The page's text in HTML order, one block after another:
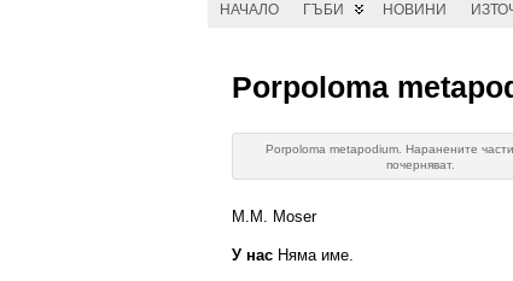
НАЧАЛО ГЪБИ НОВИНИ
Porpoloma
Porpoloma metapodium. Наранените
почерняват.
M.M. Moser
У нас Няма име.